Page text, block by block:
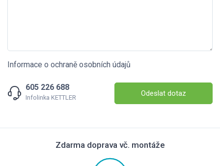
Informace o ochraně osobních údajů
605 226 688
Infolinka KETTLER Odeslat dotaz
Zdarma doprava vč. montáže